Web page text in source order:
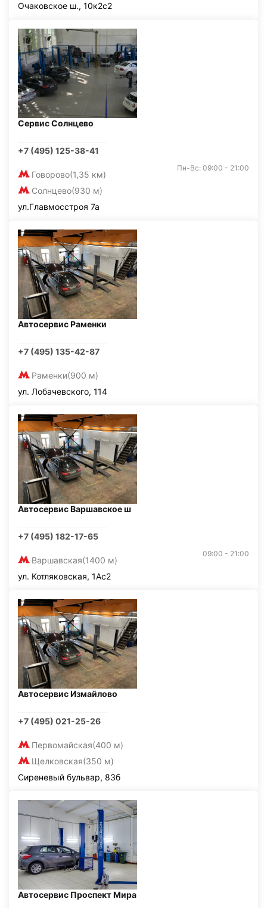
Очаковское ш., 10к2с2
Сервис Солнцево
+7 (495) 125-38-41
Говорово(1,35 км)
Солнцево(930 м)
Пн-Вс: 09:00 - 21:00
ул.Главмосстроя 7а
Автосервис Раменки
+7 (495) 135-42-87
Раменки(900 м)
ул. Лобачевского, 114
Автосервис Варшавское ш
+7 (495) 182-17-65
Варшавская(1400 м)
09:00 - 21:00
ул. Котляковская, 1Ас2
Автосервис Измайлово
+7 (495) 021-25-26
Первомайская(400 м)
Щелковская(350 м)
Сиреневый бульвар, 83б
Автосервис Проспект Мира